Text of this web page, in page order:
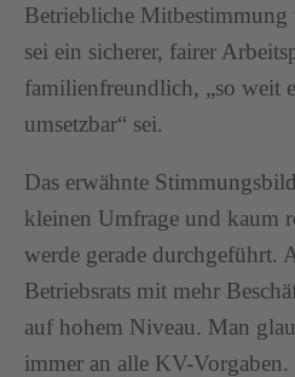
Betriebliche Mitbestimmung
sei ein sicherer, fairer
familienfreundlich, „so weit
umsetzbar“ sei.
Das erwähnte
kleinen Umfrage und kaum
werde gerade durchgeführt.
Betriebsrats mit mehr
auf hohem Niveau. Man
immer an alle KV-